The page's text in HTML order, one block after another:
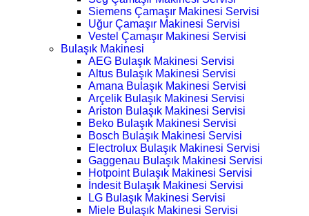
Siemens Çamaşır Makinesi Servisi
Uğur Çamaşır Makinesi Servisi
Vestel Çamaşır Makinesi Servisi
Bulaşık Makinesi
AEG Bulaşık Makinesi Servisi
Altus Bulaşık Makinesi Servisi
Amana Bulaşık Makinesi Servisi
Arçelik Bulaşık Makinesi Servisi
Ariston Bulaşık Makinesi Servisi
Beko Bulaşık Makinesi Servisi
Bosch Bulaşık Makinesi Servisi
Electrolux Bulaşık Makinesi Servisi
Gaggenau Bulaşık Makinesi Servisi
Hotpoint Bulaşık Makinesi Servisi
İndesit Bulaşık Makinesi Servisi
LG Bulaşık Makinesi Servisi
Miele Bulaşık Makinesi Servisi